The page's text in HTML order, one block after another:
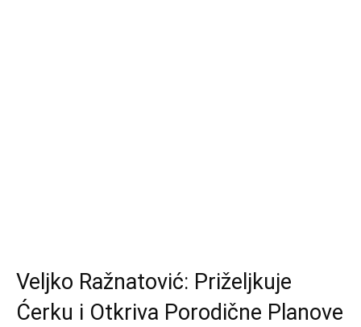
Veljko Ražnatović: Priželjkuje
Ćerku i Otkriva Porodične Planove